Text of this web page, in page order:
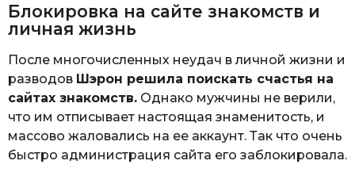
Блокировка на сайте знакомств и
личная жизнь
После многочисленных неудач в личной жизни и
разводов Шэрон решила поискать счастья на
сайтах знакомств. Однако мужчины не верили,
что им отписывает настоящая знаменитость, и
массово жаловались на ее аккаунт. Так что очень
быстро администрация сайта его заблокировала.